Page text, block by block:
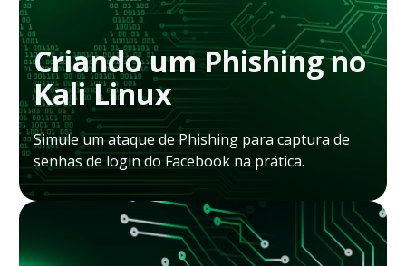
Criando um Phishing no
Kali Linux
Simule um ataque de Phishing para captura de
senhas de login do Facebook na prática.